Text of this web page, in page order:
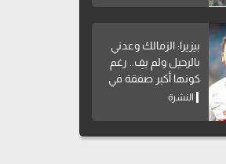
بيزيرا: الزمالك وعدني
بالرحيل ولم يفِ.. رغم
كونها أكبر صفقة في
تاريخه
النشرة